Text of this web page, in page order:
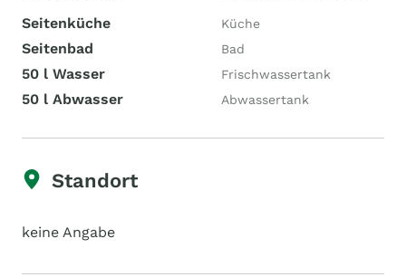
Seitenküche Küche
Seitenbad Bad
50 l Wasser Frischwassertank
50 l Abwasser Abwassertank
Standort
keine Angabe